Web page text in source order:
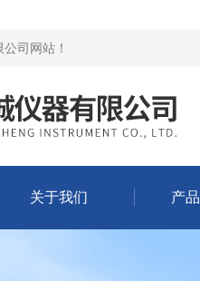
公司网站 ！
关于我们 产